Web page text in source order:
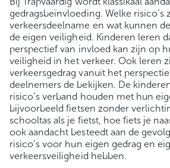
gedragsbeïnvloeding. Welke risico’s
verkeersdeelname en wat kunnen
de eigen veiligheid. Kinderen leren
perspectief van invloed kan zijn op
veiligheid in het verkeer. Ook leren
verkeersgedrag vanuit het
deelnemers de bekijken. De
risico’s verband houden met hun
bijvoorbeeld fietsen zonder
schooltas als je fietst, hoe fiets je
ook aandacht besteedt aan de
risico’s voor hun eigen gedrag en
verkeersveiligheid hebben.